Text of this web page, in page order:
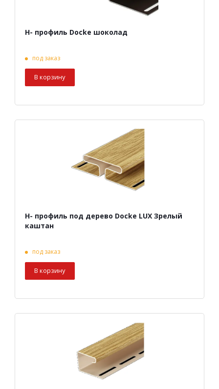
Н- профиль Docke шоколад
под заказ
В корзину
Н- профиль под дерево Docke LUX Зрелый
каштан
под заказ
В корзину